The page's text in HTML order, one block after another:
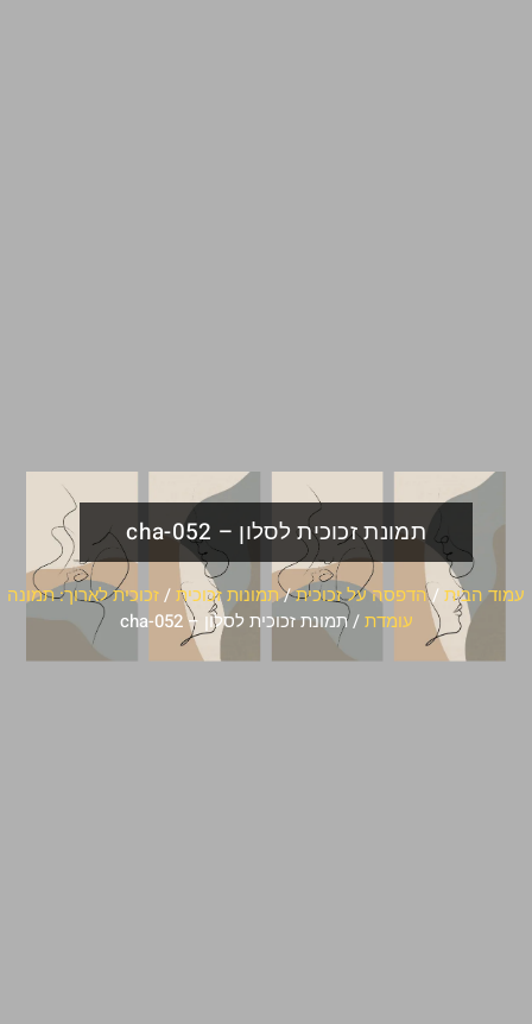
תמונת זכוכית לסלון – cha-052
עמוד הבית /הדפסה על זכוכית/תמונות זכוכית/זכוכית לארוך: תמונה
עומדת/ תמונת זכוכית לסלון – cha-052